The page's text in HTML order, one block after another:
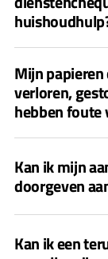
Mijn
verloren,
hebben foute
Kan ik mijn
doorgeven
Kan ik een